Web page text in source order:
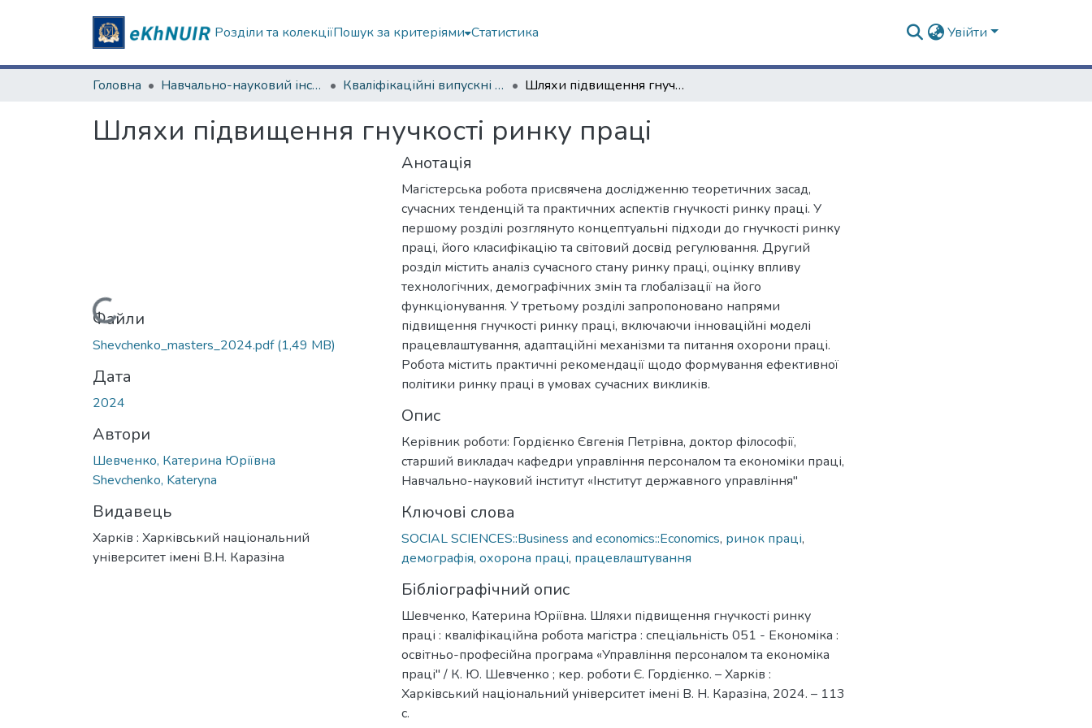
Розділи та колекціїПошук за критеріями Статистика Увійти
Головна Навчально-науковий інститут "Інститут державного управління" Кваліфікаційні випускні роботи магістрів. Інститут державного управління Шляхи підвищення гнучкості ринку праці
Шляхи підвищення гнучкості ринку праці
Вантажиться...
Файли
Shevchenko_masters_2024.pdf(1,49 MB)
Дата
2024
Автори
Шевченко, Катерина Юріївна
Shevchenko, Kateryna
Видавець
Харків : Харківський національний
університет імені В.Н. Каразіна
Анотація
Магістерська робота присвячена дослідженню теоретичних засад,
сучасних тенденцій та практичних аспектів гнучкості ринку праці. У
першому розділі розглянуто концептуальні підходи до гнучкості ринку
праці, його класифікацію та світовий досвід регулювання. Другий
розділ містить аналіз сучасного стану ринку праці, оцінку впливу
технологічних, демографічних змін та глобалізації на його
функціонування. У третьому розділі запропоновано напрями
підвищення гнучкості ринку праці, включаючи інноваційні моделі
працевлаштування, адаптаційні механізми та питання охорони праці.
Робота містить практичні рекомендації щодо формування ефективної
політики ринку праці в умовах сучасних викликів.
Опис
Керівник роботи: Гордієнко Євгенія Петрівна, доктор філософії,
старший викладач кафедри управління персоналом та економіки праці,
Навчально-науковий інститут «Інститут державного управління"
Ключові слова
SOCIAL SCIENCES::Business and economics::Economics, ринок праці,
демографія, охорона праці, працевлаштування
Бібліографічний опис
Шевченко, Катерина Юріївна. Шляхи підвищення гнучкості ринку
праці : кваліфікаційна робота магістра : спеціальність 051 - Економіка :
освітньо-професійна програма «Управління персоналом та економіка
праці" / К. Ю. Шевченко ; кер. роботи Є. Гордієнко. – Харків :
Харківський національний університет імені В. Н. Каразіна, 2024. – 113
с.